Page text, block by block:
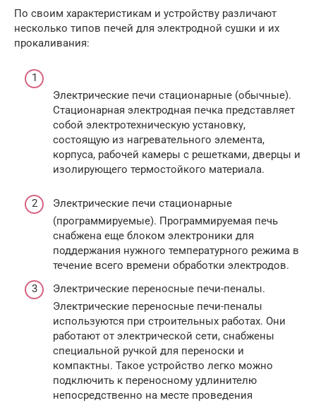
По своим характеристикам и устройству различают
несколько типов печей для электродной сушки и их
прокаливания:
Электрические печи стационарные (обычные).
Стационарная электродная печка представляет
собой электротехническую установку,
состоящую из нагревательного элемента,
корпуса, рабочей камеры с решетками, дверцы и
изолирующего термостойкого материала.
Электрические печи стационарные
(программируемые). Программируемая печь
снабжена еще блоком электроники для
поддержания нужного температурного режима в
течение всего времени обработки электродов.
Электрические переносные печи-пеналы.
Электрические переносные печи-пеналы
используются при строительных работах. Они
работают от электрической сети, снабжены
специальной ручкой для переноски и
компактны. Такое устройство легко можно
подключить к переносному удлинителю
непосредственно на месте проведения